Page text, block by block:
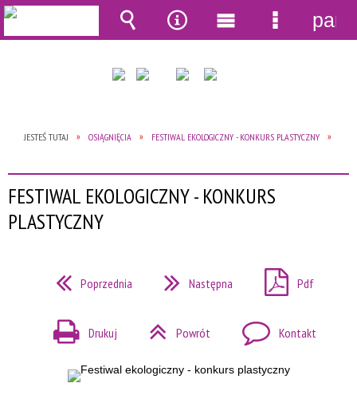
JESTEŚ TUTAJ OSIĄGNIĘCIA FESTIWAL EKOLOGICZNY - KONKURS PLASTYCZNY
FESTIWAL EKOLOGICZNY - KONKURS
PLASTYCZNY
Poprzednia Następna Pdf
Drukuj Powrót Kontakt
Wyszukiwarka
Narzędzia
Menu
główne
Menu